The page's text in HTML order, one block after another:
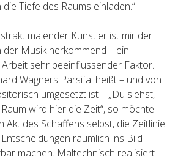
Tiefe des Raums einladen.“
malender Künstler ist mir der
der Musik herkommend – ein
sehr beeinflussender Faktor.
Wagners Parsifal heißt – und von
umgesetzt ist – „Du siehst,
wird hier die Zeit“, so möchte
Akt des Schaffens selbst, die Zeitlinie
räumlich ins Bild
machen. Maltechnisch realisiert